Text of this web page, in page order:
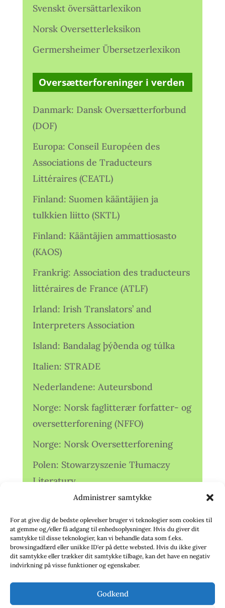
Administrer samtykke
For at give dig de bedste oplevelser bruger vi teknologier som cookies til
at gemme og/eller få adgang til enhedsoplysninger. Hvis du giver dit
samtykke til disse teknologier, kan vi behandle data som f.eks.
browsingadfærd eller unikke ID'er på dette websted. Hvis du ikke giver
dit samtykke eller trækker dit samtykke tilbage, kan det have en negativ
indvirkning på visse funktioner og egenskaber.
Godkend
Svenskt översättarlexikon
Norsk Oversetterleksikon
Germersheimer Übersetzerlexikon
Oversætterforeninger i verden
Danmark: Dansk Oversætterforbund
(DOF)
Europa: Conseil Européen des
Associations de Traducteurs
Littéraires (CEATL)
Finland: Suomen kääntäjien ja
tulkkien liitto (SKTL)
Finland: Kääntäjien ammattiosasto
(KAOS)
Frankrig: Association des traducteurs
littéraires de France (ATLF)
Irland: Irish Translators’ and
Interpreters Association
Island: Bandalag þýðenda og túlka
Italien: STRADE
Nederlandene: Auteursbond
Norge: Norsk faglitterær forfatter- og
oversetterforening (NFFO)
Norge: Norsk Oversetterforening
Polen: Stowarzyszenie Tłumaczy
Literatury
Storbritannien: Translators
Association (TA)
Sverige: Översättarsektionen (Ö.)
Sverige: Översättarcentrum (ÖC)
deutschsprachiger Übersetzer (VdÜ)